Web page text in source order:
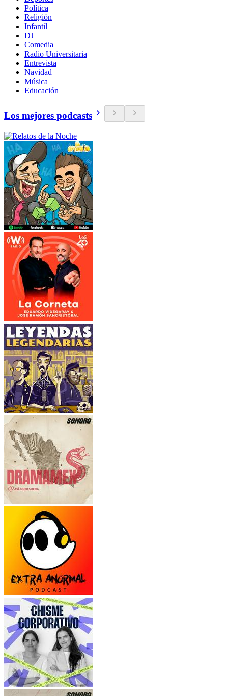
Política
Religión
Infantil
DJ
Comedia
Radio Universitaria
Entrevista
Navidad
Música
Educación
Los mejores podcasts